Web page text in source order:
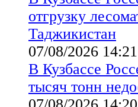
отгрузку
Таджикистан
07/08/2026 14:21
В Кузбассе
тысяч тонн